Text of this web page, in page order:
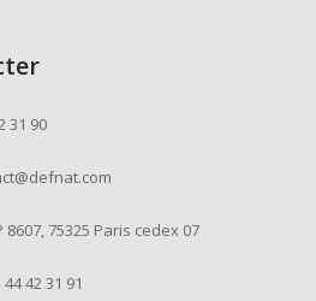
31 90
8607, 75325 Paris cedex 07
42 31 91